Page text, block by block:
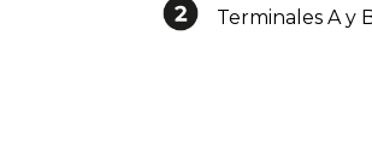
Terminales A y